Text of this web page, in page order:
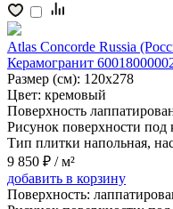
Atlas Concorde Russia
Керамогранит
Размер (см): 120x278
Цвет: кремовый
Поверхность
Рисунок поверхности под
Тип плитки напольная,
9 850 ₽ / м²
добавить в корзину
Поверхность: